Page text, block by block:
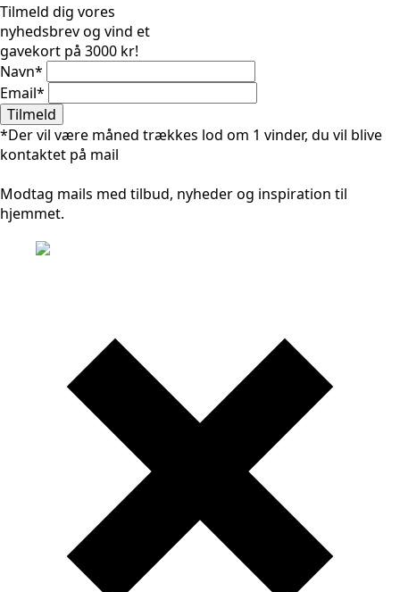
Tilmeld dig vores
nyhedsbrev og vind et
gavekort på 3000 kr!
Navn*
Email*
Tilmeld
*Der vil være måned trækkes lod om 1 vinder, du vil blive
kontaktet på mail
Modtag mails med tilbud, nyheder og inspiration til
hjemmet.